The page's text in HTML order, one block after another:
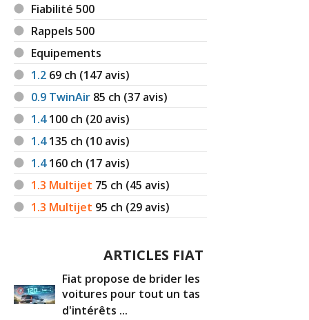
Fiabilité 500
Rappels 500
Equipements
1.2 69 ch (147 avis)
0.9 TwinAir 85 ch (37 avis)
1.4100 ch (20 avis)
1.4135 ch (10 avis)
1.4160 ch (17 avis)
1.3 Multijet 75 ch (45 avis)
1.3 Multijet 95 ch (29 avis)
ARTICLES FIAT
Fiat propose de brider les
voitures pour tout un tas
d'intérêts ...